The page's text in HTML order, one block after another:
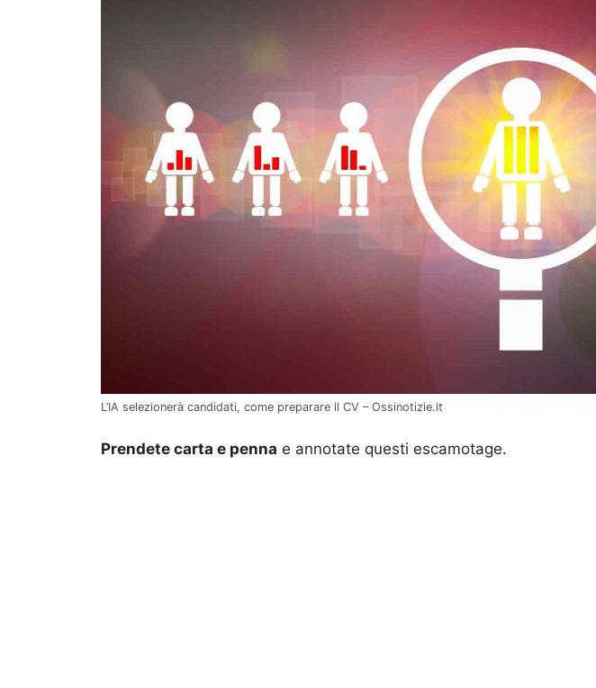
L’IA selezionerà candidati, come preparare il CV – Ossinotizie.it
Prendete carta e penna e annotate questi escamotage.